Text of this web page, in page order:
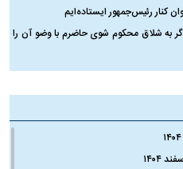
کنار رئیس‌جمهور ایستاده‌ایم
به شلاق محکوم شوی حاضرم با وضو آن را